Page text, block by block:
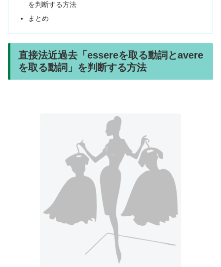
を判断する方法
まとめ
直接法近過去「essereを取る動詞とavere
を取る動詞」を判断する方法